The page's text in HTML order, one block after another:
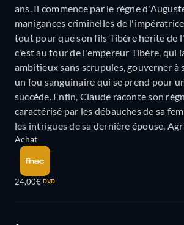
ans. Il commence par le règne
manigances criminelles de
tout pour que son fils Tibère hérite de
c'est au tour de l'empereur Tibère, qui
ambitieux sans scrupules, gouverner à
un fou sanguinaire qui se prend pour
succède. Enfin, Claude raconte son
caractérisé par les débauches de sa
les intrigues de sa dernière épouse,
Achat
24,00€ DVD